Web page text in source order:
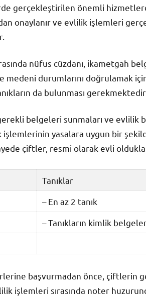
gerçekleştirilen önemli
onaylanır ve evlilik işlemleri
nüfus cüzdanı, ikametgah
durumlarını doğrulamak
da bulunması gerekmektedir.
belgeleri sunmaları ve evlilik
işlemlerinin yasalara uygun bir
çiftler, resmi olarak evli
Tanıklar
– En az 2 tanık
– Tanıkların kimlik
başvurmadan önce, çiftlerin
işlemleri sırasında noter